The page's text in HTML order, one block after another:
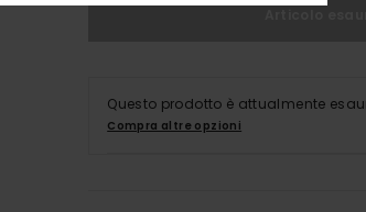
Questo prodotto è attualmente
Compra altre opzioni